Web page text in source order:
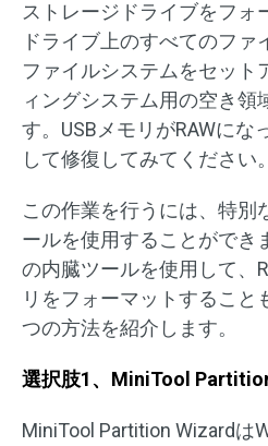
ストレージドライブをフォ
ドライブ上のすべてのファ
ファイルシステムをセット
ィングシステム用の空き領
す。USBメモリがRAWにな
して修復してみてください。
この作業を行うには、特別
ールを使用することができ
の内臓ツールを使用して、
リをフォーマットすること
つの方法を紹介します。
選択肢1、MiniTool
MiniTool Partition Wizardは